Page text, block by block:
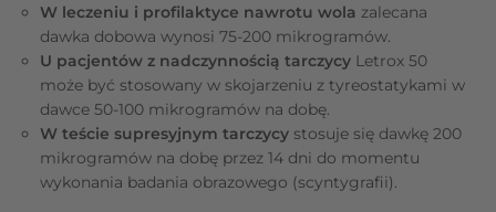
W leczeniu i profilaktyce nawrotu wola zalecana
dawka dobowa wynosi 75-200 mikrogramów.
U pacjentów z nadczynnością tarczycy Letrox 50
może być stosowany w skojarzeniu z tyreostatykami w
dawce 50-100 mikrogramów na dobę.
W teście supresyjnym tarczycy stosuje się dawkę 200
mikrogramów na dobę przez 14 dni do momentu
wykonania badania obrazowego (scyntygrafii).